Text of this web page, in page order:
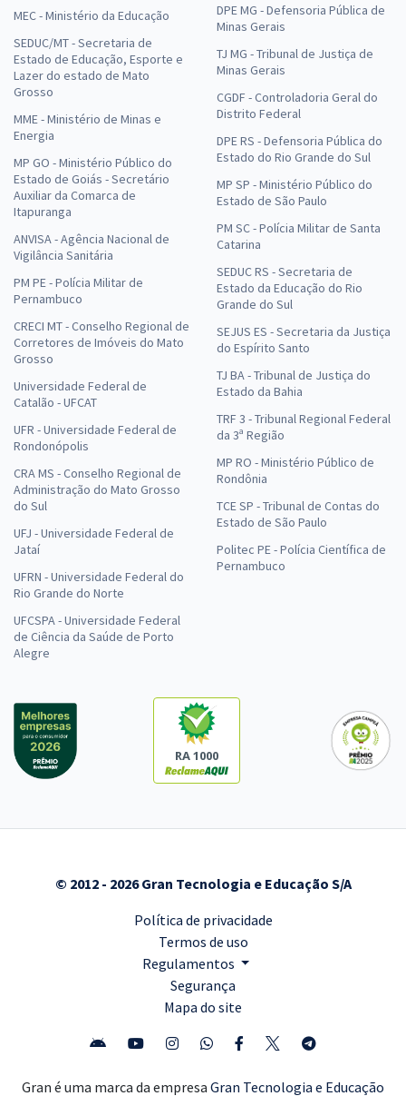
MEC - Ministério da Educação
SEDUC/MT - Secretaria de
Estado de Educação, Esporte e
Lazer do estado de Mato
Grosso
MME - Ministério de Minas e
Energia
MP GO - Ministério Público do
Estado de Goiás - Secretário
Auxiliar da Comarca de
Itapuranga
ANVISA - Agência Nacional de
Vigilância Sanitária
PM PE - Polícia Militar de
Pernambuco
CRECI MT - Conselho Regional de
Corretores de Imóveis do Mato
Grosso
Universidade Federal de
Catalão - UFCAT
UFR - Universidade Federal de
Rondonópolis
CRA MS - Conselho Regional de
Administração do Mato Grosso
do Sul
UFJ - Universidade Federal de
Jataí
UFRN - Universidade Federal do
Rio Grande do Norte
UFCSPA - Universidade Federal
de Ciência da Saúde de Porto
Alegre
DPE MG - Defensoria Pública de
Minas Gerais
TJ MG - Tribunal de Justiça de
Minas Gerais
CGDF - Controladoria Geral do
Distrito Federal
DPE RS - Defensoria Pública do
Estado do Rio Grande do Sul
MP SP - Ministério Público do
Estado de São Paulo
PM SC - Polícia Militar de Santa
Catarina
SEDUC RS - Secretaria de
Estado da Educação do Rio
Grande do Sul
SEJUS ES - Secretaria da Justiça
do Espírito Santo
TJ BA - Tribunal de Justiça do
Estado da Bahia
TRF 3 - Tribunal Regional Federal
da 3ª Região
MP RO - Ministério Público de
Rondônia
TCE SP - Tribunal de Contas do
Estado de São Paulo
Politec PE - Polícia Científica de
Pernambuco
RA 1000
© 2012 - 2026 Gran Tecnologia e Educação S/A
Política de privacidade
Termos de uso
Regulamentos
Segurança
Mapa do site
Gran é uma marca da empresa Gran Tecnologia e Educação